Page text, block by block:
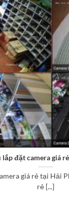
lắp đặt camera giá
giá rẻ tại Hải
rẻ [...]